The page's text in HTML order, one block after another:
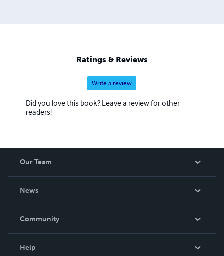
Ratings & Reviews
Write a review
Did you love this book? Leave a review for other
readers!
Our Team
News
In The News
Community
Help